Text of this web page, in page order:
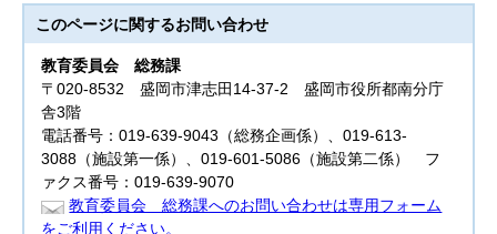
このページに関するお問い合わせ
教育委員会総務課
〒020-8532 盛岡市津志田14-37-2 盛岡市役所都南分庁
舎3階
電話番号：019-639-9043（総務企画係）、019-613-
3088（施設第一係）、019-601-5086（施設第二係） フ
ァクス番号：019-639-9070
教育委員会 総務課へのお問い合わせは専用フォーム
をご利用ください。